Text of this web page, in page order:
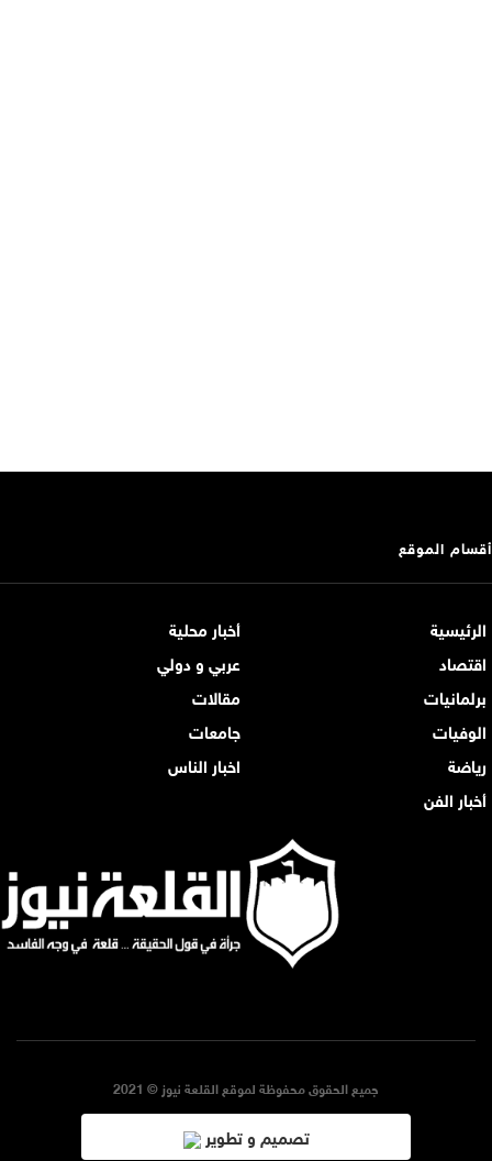
أقسام الموقع
الرئيسية
أخبار محلية
اقتصاد
عربي و دولي
برلمانيات
مقالات
الوفيات
جامعات
رياضة
اخبار الناس
أخبار الفن
جميع الحقوق محفوظة لموقع القلعة نيوز © 2021
تصميم و تطوير